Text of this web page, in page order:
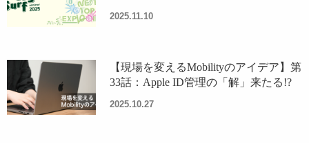
2025.11.10
【現場を変えるMobilityのアイデア】第
33話：Apple ID管理の「解」来たる!?
2025.10.27